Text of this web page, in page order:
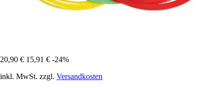
20,90 € 15,91 € -24%
inkl. MwSt. zzgl. Versandkosten